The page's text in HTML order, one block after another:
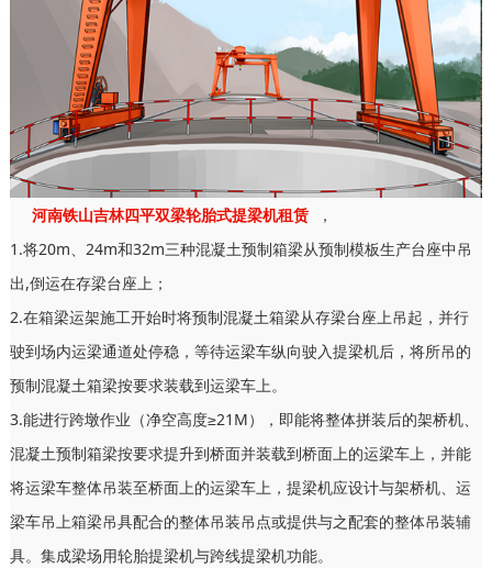
河南铁山吉林四平双梁轮胎式提梁机租赁
，
1.将20m、24m和32m三种混凝土预制箱梁从预制模板生产台座中吊
出,倒运在存梁台座上；
2.在箱梁运架施工开始时将预制混凝土箱梁从存梁台座上吊起，并行
驶到场内运梁通道处停稳，等待运梁车纵向驶入提梁机后，将所吊的
预制混凝土箱梁按要求装载到运梁车上。
3.能进行跨墩作业（净空高度≥21M），即能将整体拼装后的架桥机、
混凝土预制箱梁按要求提升到桥面并装载到桥面上的运梁车上，并能
将运梁车整体吊装至桥面上的运梁车上，提梁机应设计与架桥机、运
梁车吊上箱梁吊具配合的整体吊装吊点或提供与之配套的整体吊装辅
具。集成梁场用轮胎提梁机与跨线提梁机功能。